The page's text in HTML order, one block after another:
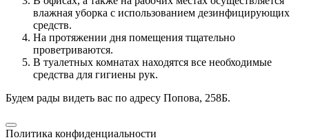
влажная уборка с использованием дезинфицирующих
средств.
На протяжении дня помещения тщательно
проветриваются.
В туалетных комнатах находятся все необходимые
средства для гигиены рук.
Будем рады видеть вас по адресу Попова, 258Б.
Политика конфиденциальности